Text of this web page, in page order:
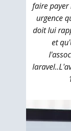
faire payer
urgence
doit lui
et